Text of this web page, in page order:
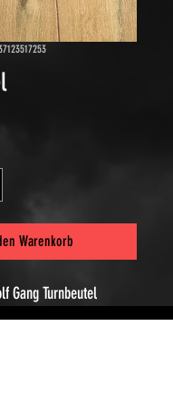
Warenkorb
Gang Turnbeutel